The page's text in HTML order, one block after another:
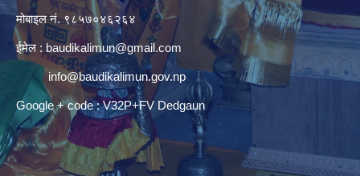
मोबाइल नं. ९८५७०४६२६४
ईमेल : baudikalimun@gmail.com
info@baudikalimun.gov.np
Google + code : V32P+FV Dedgaun